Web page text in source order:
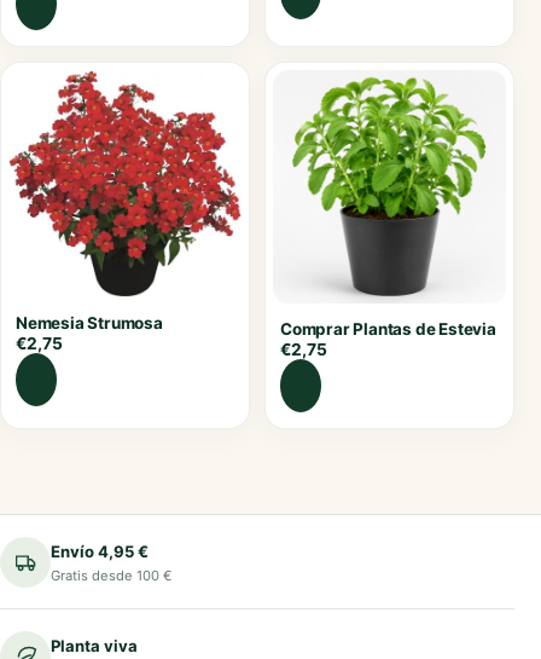
Nemesia Strumosa
€2,75
Comprar Plantas de Estevia
€2,75
Envío 4,95 €
Gratis desde 100 €
Planta viva